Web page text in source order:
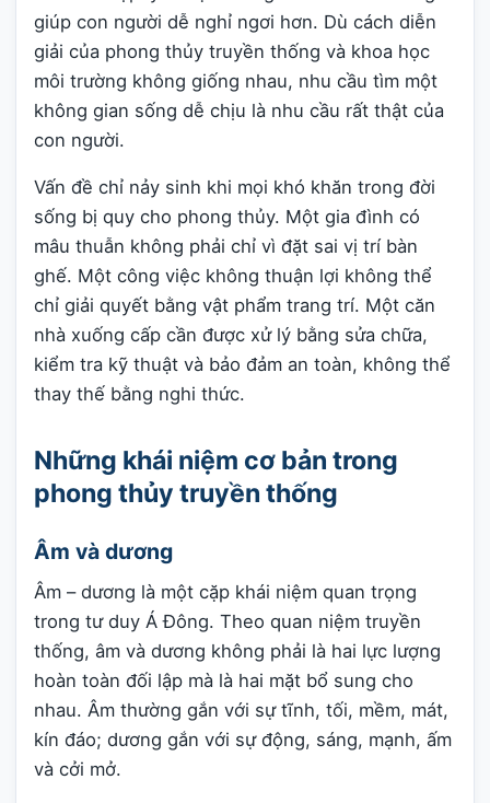
giúp con người dễ nghỉ ngơi hơn. Dù cách diễn
giải của phong thủy truyền thống và khoa học
môi trường không giống nhau, nhu cầu tìm một
không gian sống dễ chịu là nhu cầu rất thật của
con người.
Vấn đề chỉ nảy sinh khi mọi khó khăn trong đời
sống bị quy cho phong thủy. Một gia đình có
mâu thuẫn không phải chỉ vì đặt sai vị trí bàn
ghế. Một công việc không thuận lợi không thể
chỉ giải quyết bằng vật phẩm trang trí. Một căn
nhà xuống cấp cần được xử lý bằng sửa chữa,
kiểm tra kỹ thuật và bảo đảm an toàn, không thể
thay thế bằng nghi thức.
Những khái niệm cơ bản trong
phong thủy truyền thống
Âm và dương
Âm – dương là một cặp khái niệm quan trọng
trong tư duy Á Đông. Theo quan niệm truyền
thống, âm và dương không phải là hai lực lượng
hoàn toàn đối lập mà là hai mặt bổ sung cho
nhau. Âm thường gắn với sự tĩnh, tối, mềm, mát,
kín đáo; dương gắn với sự động, sáng, mạnh, ấm
và cởi mở.